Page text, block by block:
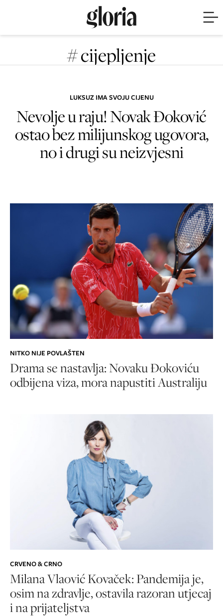
# cijepljenje
LUKSUZ IMA SVOJU CIJENU
Nevolje u raju! Novak Đoković
ostao bez milijunskog ugovora,
no i drugi su neizvjesni
NITKO NIJE POVLAŠTEN
Drama se nastavlja: Novaku Đokoviću
odbijena viza, mora napustiti Australiju
CRVENO & CRNO
Milana Vlaović Kovaček: Pandemija je,
osim na zdravlje, ostavila razoran utjecaj
i na prijateljstva